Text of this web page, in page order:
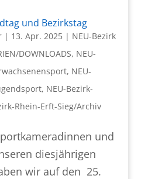
und Bezirkstag
| 13. Apr. 2025| NEU-Bezirk
DOWNLOADS, NEU-
, NEU-
, NEU-Bezirk-
Rhein-Erft-Sieg/Archiv
und
diesjährigen
wir auf den 25.